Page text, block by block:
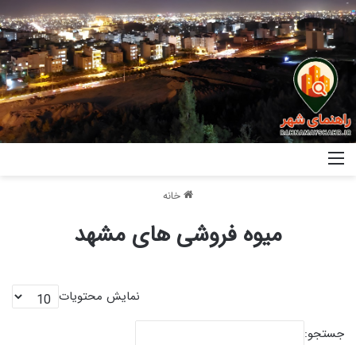
خانه
میوه فروشی های مشهد
نمایش محتویات
جستجو: